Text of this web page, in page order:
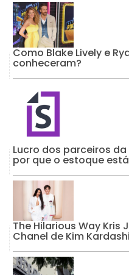
Como Blake Lively e
conheceram?
Lucro dos parceiros
por que o estoque
The Hilarious Way Kris
Chanel de Kim